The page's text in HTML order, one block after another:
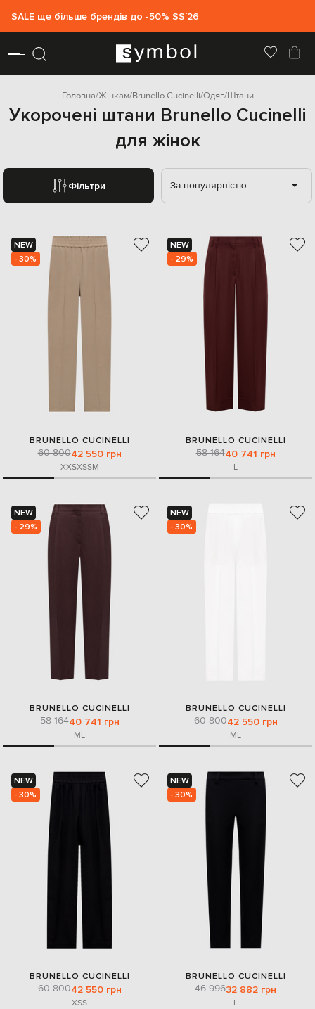
SALE ще більше брендів до -50% SS`26
Головна Жінкам Brunello Cucinelli Одяг Штани
Укорочені штани Brunello Cucinelli
для жінок
Фільтри За популярністю
NEW
- 30%
BRUNELLO CUCINELLI
60 80042 550 грн
XXSXSSM
NEW
- 29%
BRUNELLO CUCINELLI
58 16440 741 грн
L
NEW
- 29%
BRUNELLO CUCINELLI
58 16440 741 грн
ML
NEW
- 30%
BRUNELLO CUCINELLI
60 80042 550 грн
ML
NEW
- 30%
BRUNELLO CUCINELLI
60 80042 550 грн
XSS
NEW
- 30%
BRUNELLO CUCINELLI
46 99632 882 грн
L